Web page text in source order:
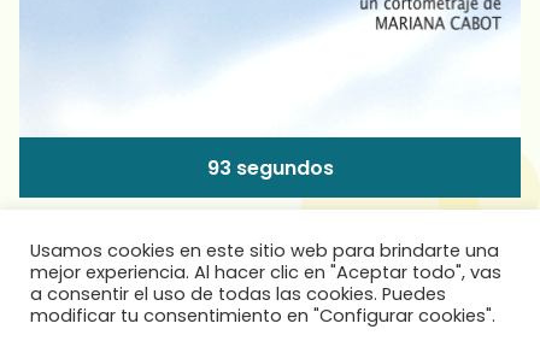
93 segundos
Usamos cookies en este sitio web para brindarte una
mejor experiencia. Al hacer clic en "Aceptar todo", vas
a consentir el uso de todas las cookies. Puedes
modificar tu consentimiento en "Configurar cookies".